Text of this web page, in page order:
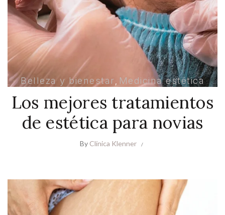
Belleza y bienestar Medicina estética
Los mejores tratamientos
de estética para novias
By Clínica Klenner